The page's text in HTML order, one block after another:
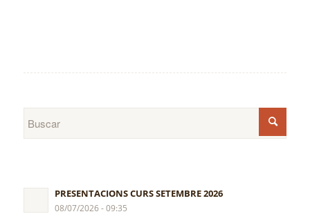
PRESENTACIONS CURS SETEMBRE 2026
08/07/2026 - 09:35